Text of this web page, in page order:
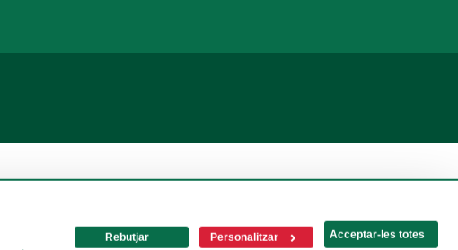
Acceptar-les totes
Personalitzar
Rebutjar